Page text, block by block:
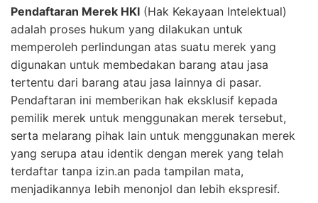
Pendaftaran Merek HKI (Hak Kekayaan Intelektual)
adalah proses hukum yang dilakukan untuk
memperoleh perlindungan atas suatu merek yang
digunakan untuk membedakan barang atau jasa
tertentu dari barang atau jasa lainnya di pasar.
Pendaftaran ini memberikan hak eksklusif kepada
pemilik merek untuk menggunakan merek tersebut,
serta melarang pihak lain untuk menggunakan merek
yang serupa atau identik dengan merek yang telah
terdaftar tanpa izin.an pada tampilan mata,
menjadikannya lebih menonjol dan lebih ekspresif.